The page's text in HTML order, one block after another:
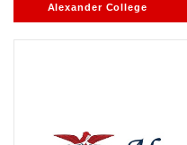
Alexander College